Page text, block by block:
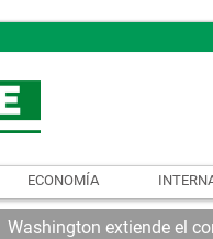
ECONOMÍA
Washington extiende el